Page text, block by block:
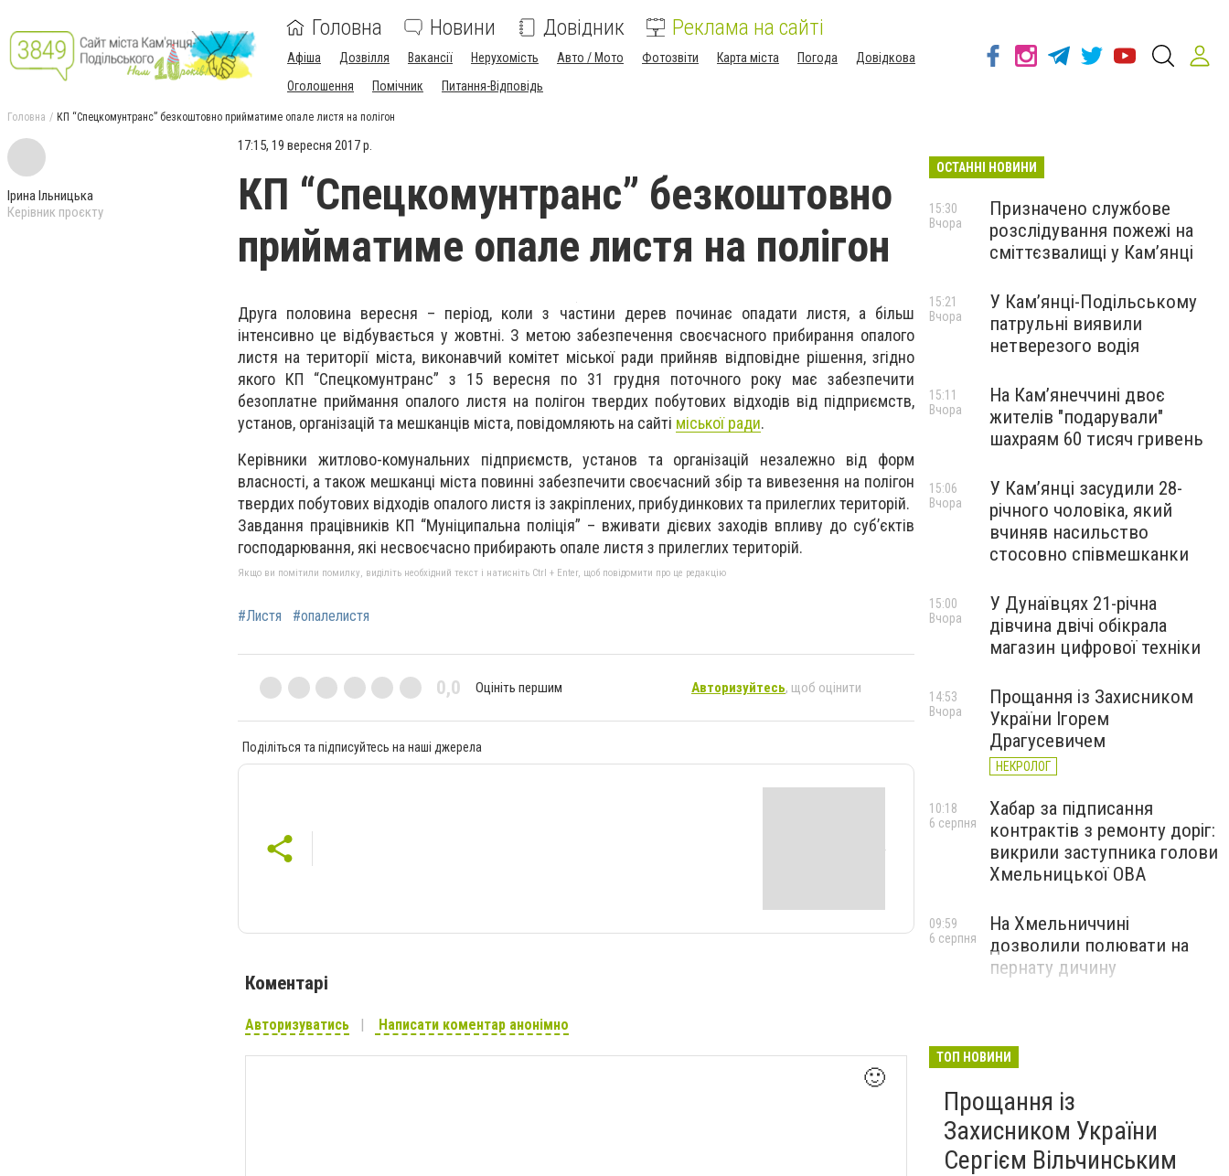
Головна Новини Довідник Реклама на сайті
Афіша Дозвілля Вакансії Нерухомість Авто / Мото Фотозвіти Карта міста Погода
Довідкова
Оголошення
Помічник Питання-Відповідь
Головна КП “Спецкомунтранс” безкоштовно прийматиме опале листя на полігон
Ірина Ільницька
Керівник проєкту
17:15, 19 вересня 2017 р.
КП “Спецкомунтранс” безкоштовно
прийматиме опале листя на полігон
Друга половина вересня – період, коли з частини дерев починає опадати листя, а більш
інтенсивно це відбувається у жовтні. З метою забезпечення своєчасного прибирання опалого
листя на території міста, виконавчий комітет міської ради прийняв відповідне рішення, згідно
якого КП “Спецкомунтранс” з 15 вересня по 31 грудня поточного року має забезпечити
безоплатне приймання опалого листя на полігон твердих побутових відходів від підприємств,
установ, організацій та мешканців міста, повідомляють на сайті міської ради.
Керівники житлово-комунальних підприємств, установ та організацій незалежно від форм
власності, а також мешканці міста повинні забезпечити своєчасний збір та вивезення на полігон
твердих побутових відходів опалого листя із закріплених, прибудинкових та прилеглих територій.
Завдання працівників КП “Муніципальна поліція” – вживати дієвих заходів впливу до суб’єктів
господарювання, які несвоєчасно прибирають опале листя з прилеглих територій.
Якщо ви помітили помилку, виділіть необхідний текст і натисніть Ctrl + Enter, щоб повідомити про це редакцію
#Листя #опалелистя
0,0 Оцініть першим Авторизуйтесь, щоб оцінити
Поділіться та підписуйтесь на наші джерела
Коментарі
Авторизуватись Написати коментар анонімно
🙂
ОСТАННІ НОВИНИ
Призначено службове
розслідування пожежі на
сміттєзвалищі у Кам’янці
15:30
Вчора
У Кам’янці-Подільському
патрульні виявили
нетверезого водія
15:21
Вчора
На Камʼянеччині двоє
жителів "подарували"
шахраям 60 тисяч гривень
15:11
Вчора
У Камʼянці засудили 28-
річного чоловіка, який
вчиняв насильство
стосовно співмешканки
15:06
Вчора
У Дунаївцях 21-річна
дівчина двічі обікрала
магазин цифрової техніки
15:00
Вчора
Прощання із Захисником
України Ігорем
Драгусевичем
НЕКРОЛОГ
14:53
Вчора
Хабар за підписання
контрактів з ремонту доріг:
викрили заступника голови
Хмельницької ОВА
10:18
6 серпня
На Хмельниччині
дозволили полювати на
пернату дичину
09:59
6 серпня
ТОП НОВИНИ
Прощання із
Захисником України
Сергієм Вільчинським